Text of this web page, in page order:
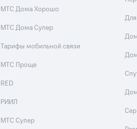
МТС Дома Хорошо
МТС Дома Супер
Тарифы мобильной связи
МТС Проще
RED
РИИЛ
МТС Супер